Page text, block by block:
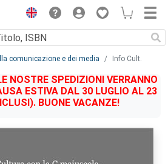
comunicazione e dei media Info Cult.
NOSTRE SPEDIZIONI VERRANNO
ESTIVA DAL 30 LUGLIO AL 23
BUONE VACANZE!